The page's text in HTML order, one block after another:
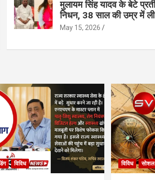
मुलायम सिंह यादव के बेटे
निधन, 38 साल की उम्र में
May 15, 2026
विविध विविध सोशल